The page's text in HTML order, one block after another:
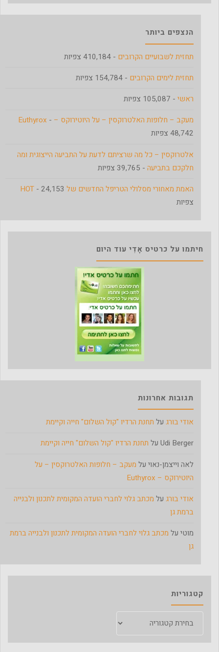
הנצפים ביותר
תחזית לשבועיים הקרובים - 410,184 צפיות
תחזית לימים הקרובים - 154,784 צפיות
ראשי - 105,087 צפיות
מעקב – חלופות האלטרוקסין – על היוטירוקס – Euthyrox -
48,742 צפיות
אלטרוקסין – כל מה שרציתם לדעת על התביעה הייצוגית ומה
חלקכם בתביעה - 39,765 צפיות
האמת מאחורי מסלולי הטריפל החדשים של HOT - 24,153
צפיות
חיתמו על כרטיס אָדִי עוד היום
תגובות אחרונות
אודי בורג על תחנת הרדיו "קול השלום" חייה וקיימת
Udi Berger על תחנת הרדיו "קול השלום" חייה וקיימת
לאה וייצמן-נאוי על מעקב – חלופות האלטרוקסין – על
היוטירוקס – Euthyrox
אודי בורג על מכתב גלוי לחברי הועדה המקומית לתכנון ולבנייה
ברמת גן
מוטי על מכתב גלוי לחברי הועדה המקומית לתכנון ולבנייה ברמת
גן
קטגוריות